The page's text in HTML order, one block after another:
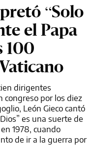
“Solo
el Papa
100
dirigentes
por los diez
León Gieco cantó
es una suerte de
1978, cuando
de ir a la guerra por